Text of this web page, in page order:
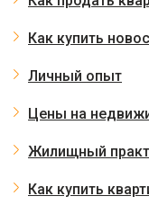
Как купить
Личный опыт
Цены на
Жилищный
Как купить